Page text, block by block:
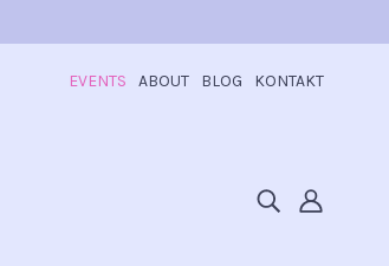
EVENTS ABOUT BLOG KONTAKT